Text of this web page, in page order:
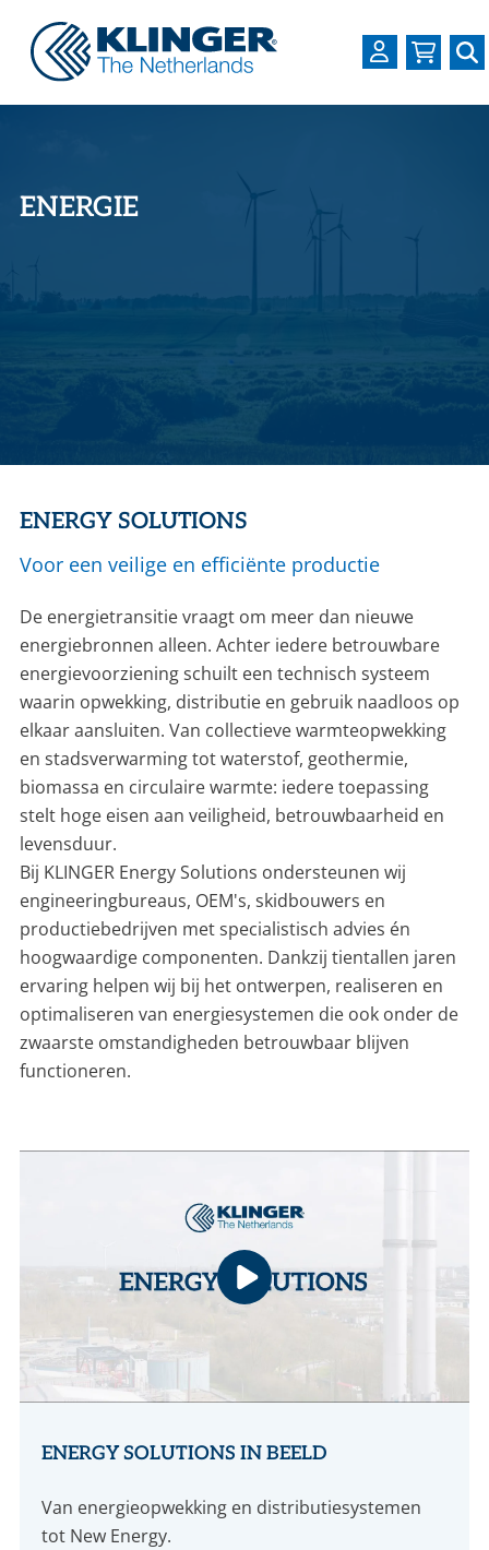
WERKEN BIJ
CONTACT
NL EN
ENERGIE
ENERGY SOLUTIONS
Voor een veilige en efficiënte productie
De energietransitie vraagt om meer dan nieuwe
energiebronnen alleen. Achter iedere betrouwbare
energievoorziening schuilt een technisch systeem
waarin opwekking, distributie en gebruik naadloos op
elkaar aansluiten. Van collectieve warmteopwekking
en stadsverwarming tot waterstof, geothermie,
biomassa en circulaire warmte: iedere toepassing
stelt hoge eisen aan veiligheid, betrouwbaarheid en
levensduur.
Bij KLINGER Energy Solutions ondersteunen wij
engineeringbureaus, OEM's, skidbouwers en
productiebedrijven met specialistisch advies én
hoogwaardige componenten. Dankzij tientallen jaren
ervaring helpen wij bij het ontwerpen, realiseren en
optimaliseren van energiesystemen die ook onder de
zwaarste omstandigheden betrouwbaar blijven
functioneren.
ENERGY SOLUTIONS IN BEELD
Van energieopwekking en distributiesystemen
tot New Energy.